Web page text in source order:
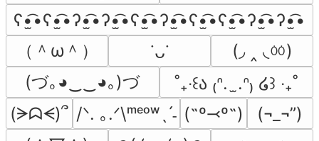
ʕ•̫͡•ʕ•̫͡•ʔ•̫͡•ʔ•̫͡•ʕ•̫͡•ʔ•̫͡•ʕ•̫͡•ʕ•̫͡•ʔ•̫͡•ʔ•̫͡•
（＾ω＾）
˙ᴗ˙
(◞ ‸ ◟ㆀ)
(づ｡◕‿‿◕｡)づ
˚₊‧꒰ა ₍ᐢ.  ̫.ᐢ₎ ໒꒱ ‧₊˚
(ᗒᗣᗕ)՞ /ᐠ. ｡.ᐟ\ᵐᵉᵒʷˎˊ˗ (˶º⤙º˶)
(¬_¬”)